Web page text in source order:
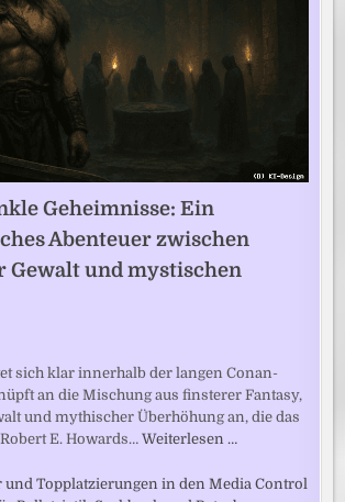
Geheimnisse: Ein
Abenteuer zwischen
Gewalt und mystischen
sich klar innerhalb der langen Conan-
an die Mischung aus finsterer Fantasy,
und mythischer Überhöhung an, die das
E. Howards…Weiterlesen …